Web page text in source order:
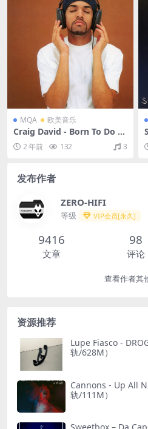
MQA 欧美音乐
Craig David - Born To Do It
（2001/FLAC/分轨/336M）
(MQA/16bit/44.1kHz)
2 年前 132 3
发布作者
ZERO-HIFI
等级 VIP会员[永久]
9416
文章
98
评论
查看作者其
资源推荐
Lupe Fiasco -
轨/628M）
Cannons - Up All
轨/111M）